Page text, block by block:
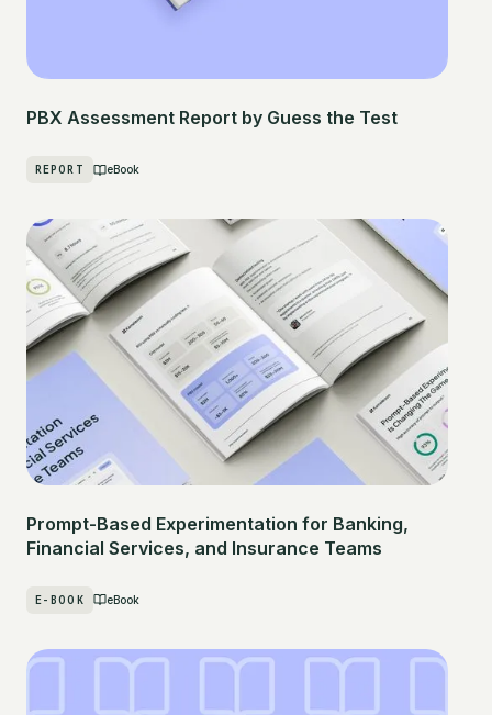
PBX Assessment Report by Guess the Test
REPORT eBook
Prompt-Based Experimentation for Banking,
Financial Services, and Insurance Teams
E-BOOK eBook